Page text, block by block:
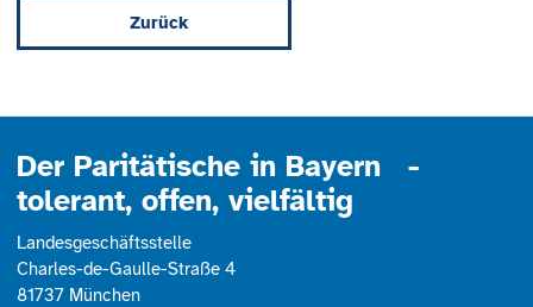
Management Platform
Zurück
Der Paritätische in Bayern -
tolerant, offen, vielfältig
Landesgeschäftsstelle
Charles-de-Gaulle-Straße 4
81737 München